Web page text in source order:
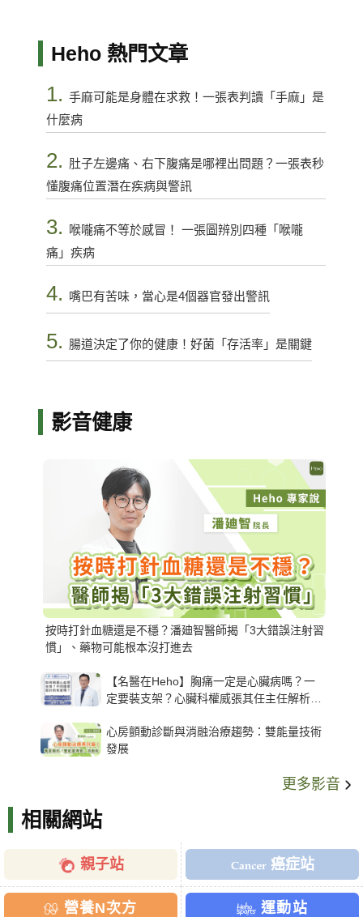
Heho 熱門文章
1. 手麻可能是身體在求救！一張表判讀「手麻」是
什麼病
2. 肚子左邊痛、右下腹痛是哪裡出問題？一張表秒
懂腹痛位置潛在疾病與警訊
3.
喉嚨痛不等於感冒！ 一張圖辨別四種「喉嚨
痛」疾病
4. 嘴巴有苦味，當心是4個器官發出警訊
5. 腸道決定了你的健康！好菌「存活率」是關鍵
影音健康
按時打針血糖還是不穩？潘廸智醫師揭「3大錯誤注射習
慣」、藥物可能根本沒打進去
【名醫在Heho】胸痛一定是心臟病嗎？一
定要裝支架？心臟科權威張其任主任解析支
心房顫動診斷與消融治療趨勢：雙能量技術
發展
更多影音
相關網站
親子站 癌症站
營養N次方 運動站